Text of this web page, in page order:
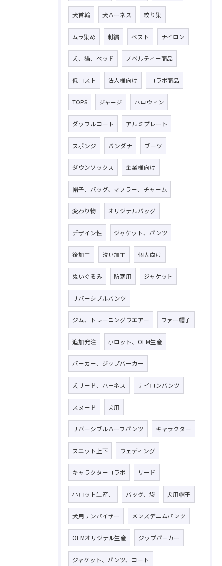
犬首輪 犬ハーネス 絞り染
ムラ染め 刺繍 ベスト ナイロン
犬、猫、ベッド ノベルティー商品
低コスト 法人様向け コラボ商品
TOPS ジャージ ハロウィン
ダッフルコート アルミプレート
スポンジ バンダナ ブーツ
ダウンソックス 企業様向け
帽子、バッグ、マフラー、チャーム
変わり物 オリジナルバッグ
デザイン性 ジャケット、パンツ
後加工 洗い加工 個人向け
ぬいぐるみ 防寒用 ジャケット
リバーシブルパンツ
ジム、トレーニングウエアー ファー帽子
追加発注 小ロット、OEM生産
パーカー、ジップパーカー
犬リード、ハーネス ナイロンパンツ
スヌード 犬用
リバーシブルハーフパンツ キャラクター
スエット上下 ウェディング
キャラクターコラボ リード
小ロット生産、 バッグ、袋 犬用帽子
犬用サンバイザー メンズデニムパンツ
OEMオリジナル生産 ジップパーカー
ジャケット、パンツ、コート